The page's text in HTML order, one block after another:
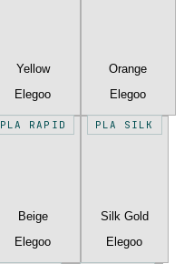
Yellow
Elegoo
Orange
Elegoo
PLA RAPID
Beige
Elegoo
PLA SILK
Silk Gold
Elegoo